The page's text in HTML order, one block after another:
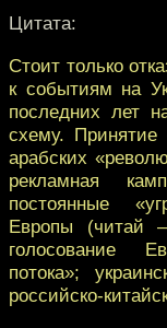
Цитата:
Стоит только
к событиям на
последних лет
схему. Принятие
арабских
рекламная
постоянные
Европы (читай
голосование
потока»;
российско-